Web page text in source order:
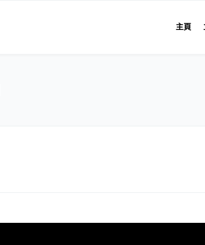
主頁